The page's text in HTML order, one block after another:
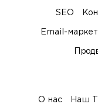
SEO
Email-
О нас Наш